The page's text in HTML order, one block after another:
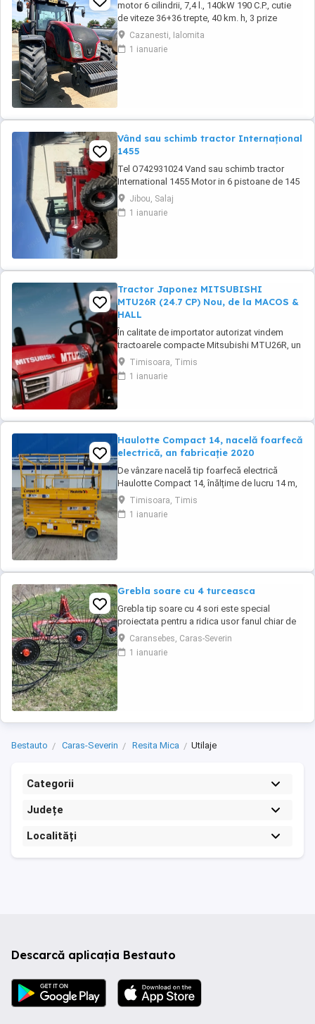
motor 6 cilindrii, 7,4 l., 140kW 190 C.P., cutie
de viteze 36+36 trepte, 40 km. h, 3 prize
hidraulice, 650 65 r 42 spate, 540 65 r 30,
6.240 ore, an 2013, TVA inclus în preț.
Cazanesti, Ialomita
1 ianuarie
Vând sau schimb tractor Internațional
1455
Tel O742931024 Vand sau schimb tractor
International 1455 Motor in 6 pistoane de 145
cai cu turbo Cilindru ajutător la ridicare Tiranti
față Cauciucuri in stare foarte buna Tractorul
se afla intr-o stare foarte buna, fara
Jibou, Salaj
1 ianuarie
Tractor Japonez MITSUBISHI
MTU26R (24.7 CP) Nou, de la MACOS &
HALL
În calitate de importator autorizat vindem
tractoarele compacte Mitsubishi MTU26R, un
tractor proiectat și fabricat integral în
Japonia, recunoscut pentru fiabilitatea sa
legendară și eficiența în spații restrânse. Ideal
Timisoara, Timis
1 ianuarie
Haulotte Compact 14, nacelă foarfecă
electrică, an fabricație 2020
De vânzare nacelă tip foarfecă electrică
Haulotte Compact 14, înălțime de lucru 14 m,
an fabricație 2020, ore funcționare 570, stare
foarte bună de funcționarepreț 7000 euro
+TVA
Timisoara, Timis
1 ianuarie
Grebla soare cu 4 turceasca
Grebla tip soare cu 4 sori este special
proiectata pentru a ridica usor fanul chiar de
pe un teren accidentat.De asemenea aceasta
grebla poate fi utilizata pentru adunat,rasfirat
sau intors fanul. Transport in toata tara
Caransebes, Caras-Severin
1 ianuarie
Bestauto Caras-Severin Resita Mica Utilaje
Categorii
Județe
Localități
Descarcă aplicația Bestauto